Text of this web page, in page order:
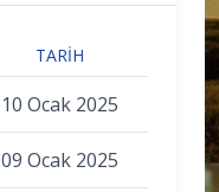
TARIH
10 Ocak 2025
09 Ocak 2025